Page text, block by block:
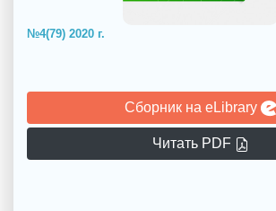
№4(79) 2020 г.
Сборник на eLibrary
Читать PDF